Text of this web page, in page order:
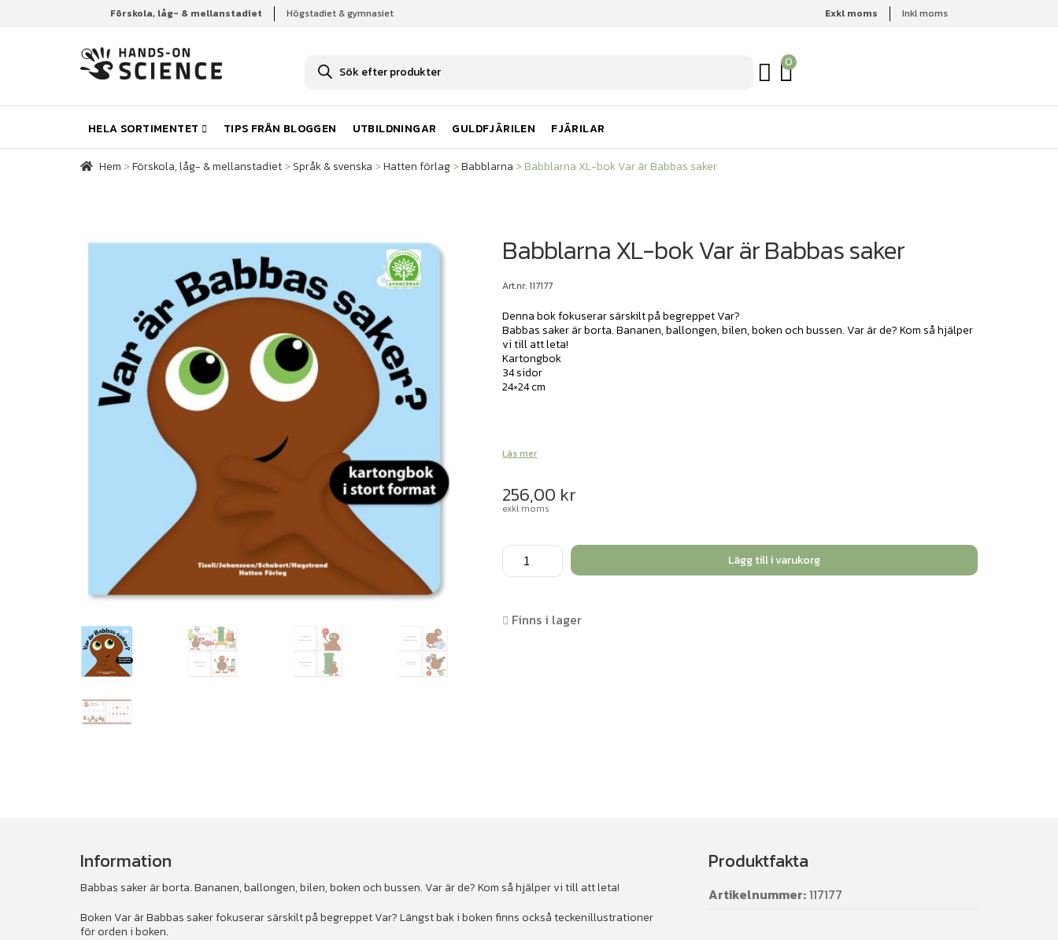
Förskola, låg- & mellanstadiet Högstadiet & gymnasiet Exkl moms Inkl moms
u
k
t
s
ö
k
0
HELA SORTIMENTET TIPS FRÅN BLOGGEN UTBILDNINGAR GULDFJÄRILEN FJÄRILAR
Hem Förskola, låg- & mellanstadiet Språk & svenska Hatten förlag
Hem >Förskola, låg- & mellanstadiet>Språk & svenska >Hatten förlag>Babblarna >Babblarna XL-bok Var är Babbas saker
Babblarna XL-bok Var är Babbas saker
Art.nr: 117177
Denna bok fokuserar särskilt på begreppet Var?
Babbas saker är borta. Bananen, ballongen, bilen, boken och bussen. Var är de? Kom så hjälper
vi till att leta!
Kartongbok
34 sidor
24×24 cm
Läs mer
256,00 kr
exkl moms
Babblarna
XL-
Var
Lägg till i varukorg
Finns i lager
Information
Babbas saker är borta. Bananen, ballongen, bilen, boken och bussen. Var är de? Kom så hjälper vi till att leta!
Boken Var är Babbas saker fokuserar särskilt på begreppet Var? Längst bak i boken finns också teckenillustrationer
för orden i boken.
Produktfakta
Artikelnummer:117177